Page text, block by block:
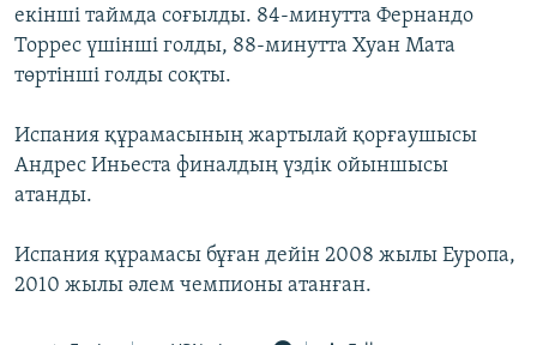
екінші таймда соғылды. 84-минутта Фернандо
Торрес үшінші голды, 88-минутта Хуан Мата
төртінші голды соқты.
Испания құрамасының жартылай қорғаушысы
Андрес Иньеста финалдың үздік ойыншысы
атанды.
Испания құрамасы бұған дейін 2008 жылы Еуропа,
2010 жылы әлем чемпионы атанған.